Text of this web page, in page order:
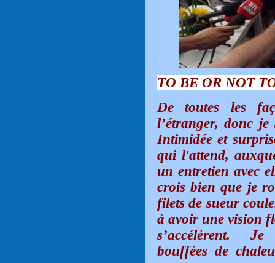
TO BE OR NOT
De toutes les
l’étranger, donc
Intimidée et
qui l'attend,
un entretien avec
crois bien que je
filets de sueur
à avoir une vision
s’accélèrent.Je
bouffées de